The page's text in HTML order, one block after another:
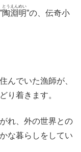
陶淵明
とうえんめい
”の、伝奇小
んでいた漁師が、
り着きます。
れ、外の世界との
な暮らしをしてい